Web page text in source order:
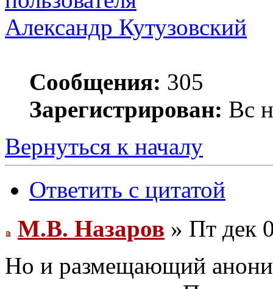
Александр Кутузовский
Сообщения: 305
Зарегистрирован: Вс
Вернуться к началу
Ответить с цитатой
М.В. Назаров » Пт дек
Но и размещающий